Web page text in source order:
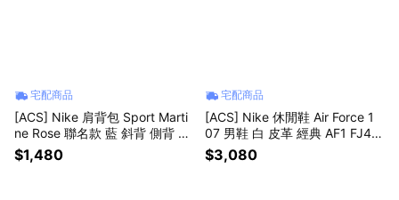
宅配商品
[ACS] Nike 肩背包 Sport Marti
ne Rose 聯名款 藍 斜背 側背 小
包 HV6891-478
$1,480
宅配商品
[ACS] Nike 休閒鞋 Air Force 1
07 男鞋 白 皮革 經典 AF1 FJ41
46-134
$3,080